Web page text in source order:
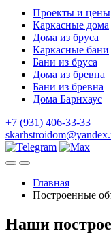
Проекты и цены
Каркасные дома
Дома из бруса
Каркасные бани
Бани из бруса
Дома из бревна
Бани из бревна
Дома Барнхаус
+7 (931) 406-33-33
Главная
Построенные
Наши